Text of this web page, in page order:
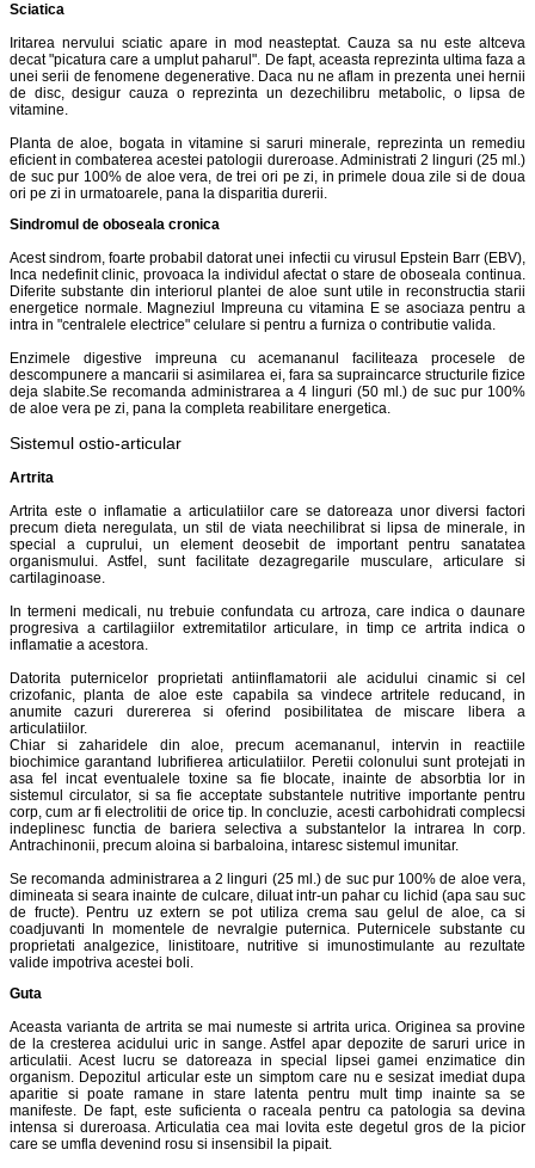
Sciatica
Iritarea nervului sciatic apare in mod neasteptat. Cauza sa nu este altceva
decat "picatura care a umplut paharul". De fapt, aceasta reprezinta ultima faza a
unei serii de fenomene degenerative. Daca nu ne aflam in prezenta unei hernii
de disc, desigur cauza o reprezinta un dezechilibru metabolic, o lipsa de
vitamine.
Planta de aloe, bogata in vitamine si saruri minerale, reprezinta un remediu
eficient in combaterea acestei patologii dureroase. Administrati 2 linguri (25 ml.)
de suc pur 100% de aloe vera, de trei ori pe zi, in primele doua zile si de doua
ori pe zi in urmatoarele, pana la disparitia durerii.
Sindromul de oboseala cronica
Acest sindrom, foarte probabil datorat unei infectii cu virusul Epstein Barr (EBV),
Inca nedefinit clinic, provoaca la individul afectat o stare de oboseala continua.
Diferite substante din interiorul plantei de aloe sunt utile in reconstructia starii
energetice normale. Magneziul Impreuna cu vitamina E se asociaza pentru a
intra in "centralele electrice" celulare si pentru a furniza o contributie valida.
Enzimele digestive impreuna cu acemananul faciliteaza procesele de
descompunere a mancarii si asimilarea ei, fara sa supraincarce structurile fizice
deja slabite.Se recomanda administrarea a 4 linguri (50 ml.) de suc pur 100%
de aloe vera pe zi, pana la completa reabilitare energetica.
Sistemul ostio-articular
Artrita
Artrita este o inflamatie a articulatiilor care se datoreaza unor diversi factori
precum dieta neregulata, un stil de viata neechilibrat si lipsa de minerale, in
special a cuprului, un element deosebit de important pentru sanatatea
organismului. Astfel, sunt facilitate dezagregarile musculare, articulare si
cartilaginoase.
In termeni medicali, nu trebuie confundata cu artroza, care indica o daunare
progresiva a cartilagiilor extremitatilor articulare, in timp ce artrita indica o
inflamatie a acestora.
Datorita puternicelor proprietati antiinflamatorii ale acidului cinamic si cel
crizofanic, planta de aloe este capabila sa vindece artritele reducand, in
anumite cazuri durererea si oferind posibilitatea de miscare libera a
articulatiilor.
Chiar si zaharidele din aloe, precum acemananul, intervin in reactiile
biochimice garantand lubrifierea articulatiilor. Peretii colonului sunt protejati in
asa fel incat eventualele toxine sa fie blocate, inainte de absorbtia lor in
sistemul circulator, si sa fie acceptate substantele nutritive importante pentru
corp, cum ar fi electrolitii de orice tip. In concluzie, acesti carbohidrati complecsi
indeplinesc functia de bariera selectiva a substantelor la intrarea In corp.
Antrachinonii, precum aloina si barbaloina, intaresc sistemul imunitar.
Se recomanda administrarea a 2 linguri (25 ml.) de suc pur 100% de aloe vera,
dimineata si seara inainte de culcare, diluat intr-un pahar cu lichid (apa sau suc
de fructe). Pentru uz extern se pot utiliza crema sau gelul de aloe, ca si
coadjuvanti In momentele de nevralgie puternica. Puternicele substante cu
proprietati analgezice, linistitoare, nutritive si imunostimulante au rezultate
valide impotriva acestei boli.
Guta
Aceasta varianta de artrita se mai numeste si artrita urica. Originea sa provine
de la cresterea acidului uric in sange. Astfel apar depozite de saruri urice in
articulatii. Acest lucru se datoreaza in special lipsei gamei enzimatice din
organism. Depozitul articular este un simptom care nu e sesizat imediat dupa
aparitie si poate ramane in stare latenta pentru mult timp inainte sa se
manifeste. De fapt, este suficienta o raceala pentru ca patologia sa devina
intensa si dureroasa. Articulatia cea mai lovita este degetul gros de la picior
care se umfla devenind rosu si insensibil la pipait.